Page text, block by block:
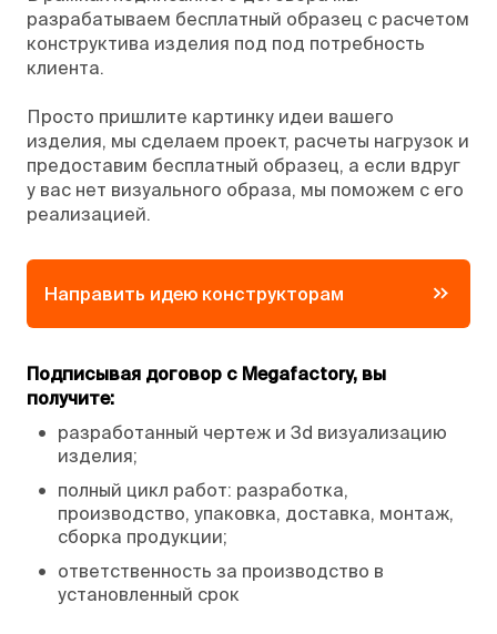
разрабатываем бесплатный образец с расчетом
конструктива изделия под под потребность
клиента.
Просто пришлите картинку идеи вашего
изделия, мы сделаем проект, расчеты нагрузок и
предоставим бесплатный образец, а если вдруг
у вас нет визуального образа, мы поможем с его
реализацией.
Направить идею конструкторам
Подписывая договор с Megafactory, вы
получите:
•
разработанный чертеж и 3d визуализацию
изделия;
•
полный цикл работ: разработка,
производство, упаковка, доставка, монтаж,
сборка продукции;
•
ответственность за производство в
установленный срок